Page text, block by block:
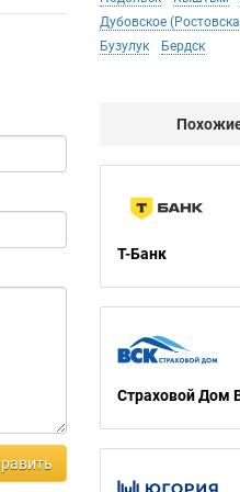
Дубовское
Бузулук
Бердск
Т-Банк
Страховой Дом